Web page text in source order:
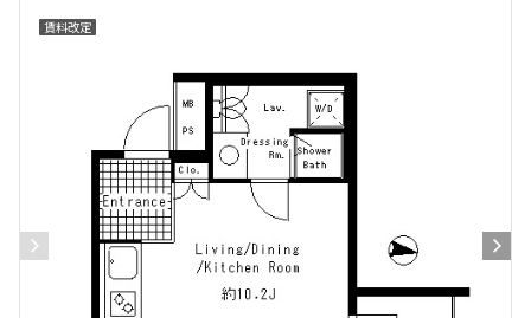
築年数
新築
3年以内
10年以内
20年以内
25年以内
30年以内
駅から徒歩
1分以内
賃料改定